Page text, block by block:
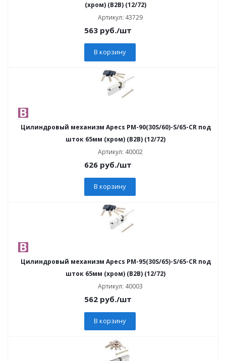
(хром) (B2B) (12/72)
Артикул: 43729
563 руб./шт
В корзину
Цилиндровый механизм Apecs PM-90(30S/60)-S/65-CR под
шток 65мм (хром) (B2B) (12/72)
Артикул: 40002
626 руб./шт
В корзину
Цилиндровый механизм Apecs PM-95(30S/65)-S/65-CR под
шток 65мм (хром) (B2B) (12/72)
Артикул: 40003
562 руб./шт
В корзину